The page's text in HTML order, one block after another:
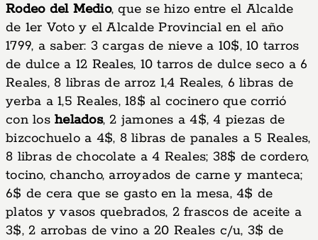
Rodeo del Medio, que se hizo entre el Alcalde
de 1er Voto y el Alcalde Provincial en el año
1799, a saber: 3 cargas de nieve a 10$, 10 tarros
de dulce a 12 Reales, 10 tarros de dulce seco a 6
Reales, 8 libras de arroz 1,4 Reales, 6 libras de
yerba a 1,5 Reales, 18$ al cocinero que corrió
con los helados, 2 jamones a 4$, 4 piezas de
bizcochuelo a 4$, 8 libras de panales a 5 Reales,
8 libras de chocolate a 4 Reales; 38$ de cordero,
tocino, chancho, arroyados de carne y manteca;
6$ de cera que se gasto en la mesa, 4$ de
platos y vasos quebrados, 2 frascos de aceite a
3$, 2 arrobas de vino a 20 Reales c/u, 3$ de